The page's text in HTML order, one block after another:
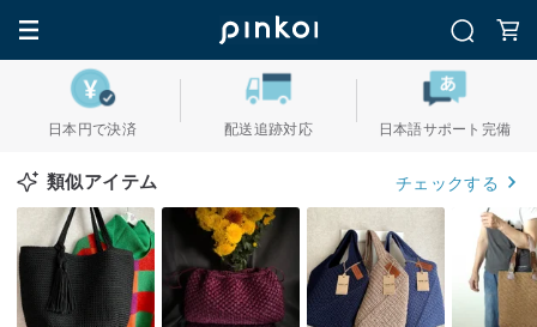
日本円で決済 配送追跡対応 日本語サポート完備
類似アイテム チェックする